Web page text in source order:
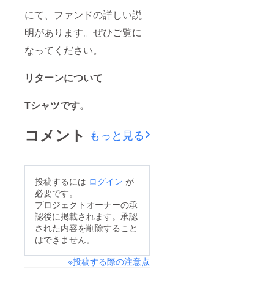
にて、ファンドの詳しい説
明があります。ぜひご覧に
なってください。
リターンについて
Tシャツです。
コメント もっと見る
投稿するには ログイン が
必要です。
プロジェクトオーナーの承
認後に掲載されます。承認
された内容を削除すること
はできません。
※投稿する際の注意点